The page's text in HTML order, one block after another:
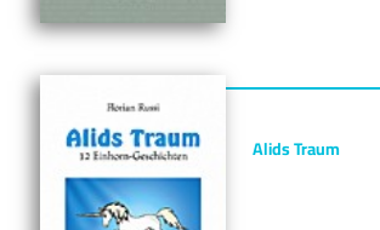
Alids Traum